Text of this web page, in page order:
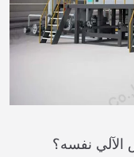
الآلي نفسه؟